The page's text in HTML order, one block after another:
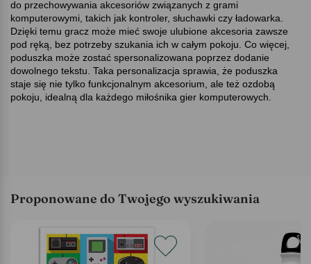
do przechowywania akcesoriów związanych z grami
komputerowymi, takich jak kontroler, słuchawki czy ładowarka.
Dzięki temu gracz może mieć swoje ulubione akcesoria zawsze
pod ręką, bez potrzeby szukania ich w całym pokoju. Co więcej,
poduszka może zostać spersonalizowana poprzez dodanie
dowolnego tekstu. Taka personalizacja sprawia, że poduszka
staje się nie tylko funkcjonalnym akcesorium, ale też ozdobą
pokoju, idealną dla każdego miłośnika gier komputerowych.
Proponowane do Twojego wyszukiwania